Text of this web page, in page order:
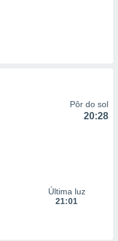
Pôr do sol
20:28
Última luz
21:01